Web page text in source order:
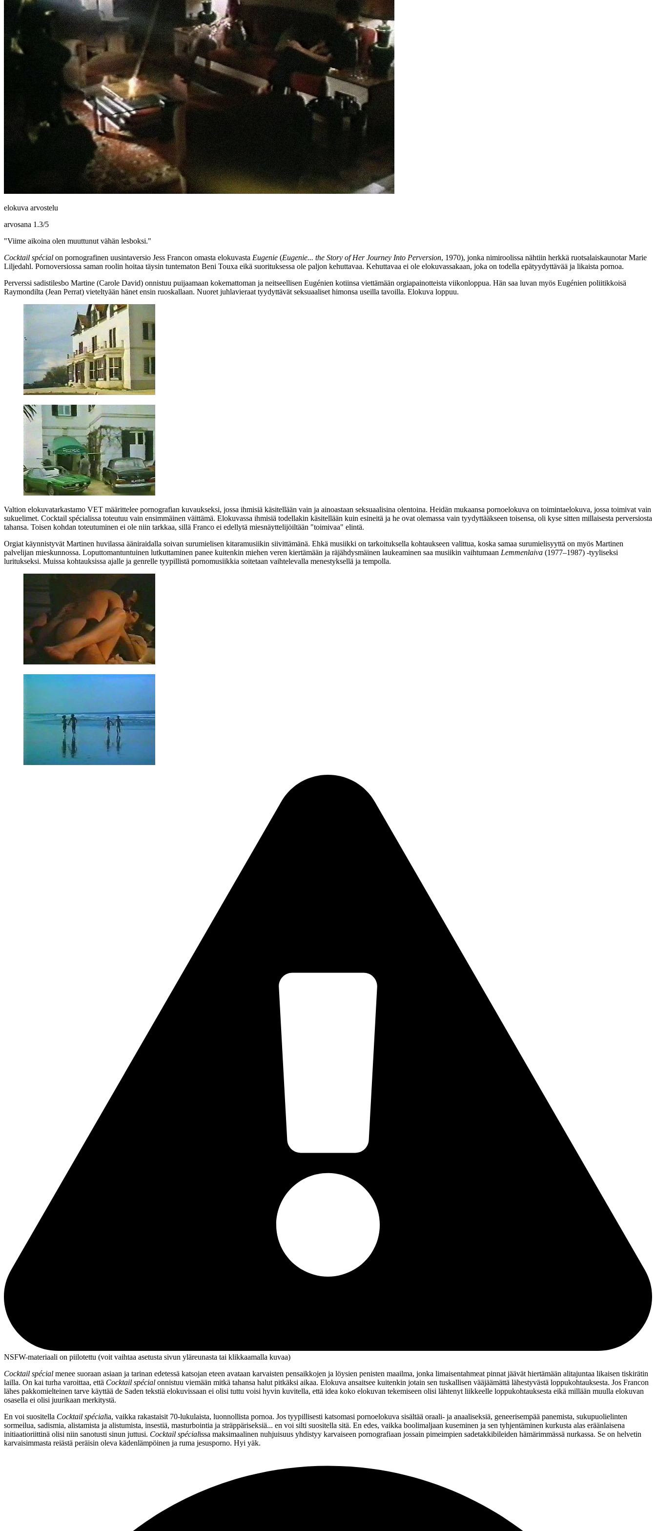
elokuva arvostelu
arvosana 1.3/5
"Viime aikoina olen muuttunut vähän lesboksi."
Cocktail spécial on pornografinen uusintaversio Jess Francon omasta elokuvasta Eugenie (Eugenie... the Story of Her Journey Into Perversion, 1970), jonka nimiroolissa nähtiin herkkä ruotsalaiskaunotarMarie
Liljedahl. Pornoversiossa saman roolin hoitaa täysin tuntematon Beni Touxa eikä suorituksessa ole paljon kehuttavaa. Kehuttavaa ei ole elokuvassakaan, joka on todella epätyydyttävää ja likaista pornoa.
Perverssi sadistilesbo Martine (Carole David) onnistuu puijaamaan kokemattoman ja neitseellisen Eugénien kotiinsa viettämään orgiapainotteista viikonloppua. Hän saa luvan myös Eugénien poliitikkoisä
Raymondilta (Jean Perrat) vieteltyään hänet ensin ruoskallaan. Nuoret juhlavieraat tyydyttävät seksuaaliset himonsa useilla tavoilla. Elokuva loppuu.
Valtion elokuvatarkastamo VET määrittelee pornografian kuvaukseksi, jossa ihmisiä käsitellään vain ja ainoastaan seksuaalisina olentoina. Heidän mukaansa pornoelokuva on toimintaelokuva, jossa toimivat vain
sukuelimet. Cocktail spécialissa toteutuu vain ensimmäinen väittämä. Elokuvassa ihmisiä todellakin käsitellään kuin esineitä ja he ovat olemassa vain tyydyttääkseen toisensa, oli kyse sitten millaisesta perversiosta
tahansa. Toisen kohdan toteutuminen ei ole niin tarkkaa, sillä Franco ei edellytä miesnäyttelijöiltään "toimivaa" elintä.
Orgiat käynnistyvät Martinen huvilassa ääniraidalla soivan surumielisen kitaramusiikin siivittämänä. Ehkä musiikki on tarkoituksella kohtaukseen valittua, koska samaa surumielisyyttä on myös Martinen
palvelijan mieskunnossa. Loputtomantuntuinen lutkuttaminen panee kuitenkin miehen veren kiertämään ja räjähdysmäinen laukeaminen saa musiikin vaihtumaan Lemmenlaiva (1977–1987) ‑tyyliseksi
luritukseksi. Muissa kohtauksissa ajalle ja genrelle tyypillistä pornomusiikkia soitetaan vaihtelevalla menestyksellä ja tempolla.
NSFW-materiaali on piilotettu (voit vaihtaa asetusta sivun ylä­reunasta tai klikkaamalla kuvaa)
Cocktail spécial menee suoraan asiaan ja tarinan edetessä katsojan eteen avataan karvaisten pensaikkojen ja löysien penisten maailma, jonka limaisentahmeat pinnat jäävät hiertämään alitajuntaa likaisen tiskirätin
lailla. On kai turha varoittaa, että Cocktail spécial onnistuu viemään mitkä tahansa halut pitkäksi aikaa. Elokuva ansaitsee kuitenkin jotain sen tuskallisen vääjäämättä lähestyvästä loppukohtauksesta. Jos Francon
lähes pakkomielteinen tarve käyttää de Saden tekstiä elokuvissaan ei olisi tuttu voisi hyvin kuvitella, että idea koko elokuvan tekemiseen olisi lähtenyt liikkeelle loppukohtauksesta eikä millään muulla elokuvan
osasella ei olisi juurikaan merkitystä.
En voi suositella Cocktail spécialia, vaikka rakastaisit 70‑lukulaista, luonnollista pornoa. Jos tyypillisesti katsomasi pornoelokuva sisältää oraali‑ ja anaaliseksiä, geneerisempää panemista, sukupuolielinten
sormeilua, sadismia, alistamista ja alistumista, insestiä, masturbointia ja sträppäriseksiä... en voi silti suositella sitä. En edes, vaikka boolimaljaan kuseminen ja sen tyhjentäminen kurkusta alas eräänlaisena
initiaatioriittinä olisi niin sanotusti sinun juttusi. Cocktail spécialissa maksimaalinen nuhjuisuus yhdistyy karvaiseen pornografiaan jossain pimeimpien sadetakkibileiden hämärimmässä nurkassa. Se on helvetin
karvaisimmasta reiästä peräisin oleva kädenlämpöinen ja ruma jesusporno. Hyi yäk.